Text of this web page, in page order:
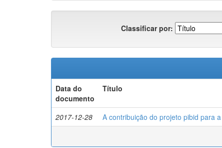
Classificar por:
Data do
documento
Título
2017-12-28 A contribuição do projeto pibid para